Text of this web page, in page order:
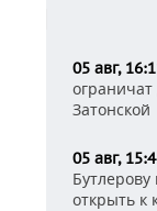
05 авг,
Затонской
05 авг,
открыть к